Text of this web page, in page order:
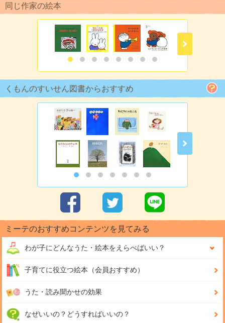
同じ作家の絵本
くもんのすいせん図書からおすすめ
ミーテのおすすめコンテンツを見てみる
わが子にどんなうた・絵本をえらべばいい？
子育てに役立つ絵本（会員おすすめ）
うた・読み聞かせの効果
なぜいいの？どうすればいいの？